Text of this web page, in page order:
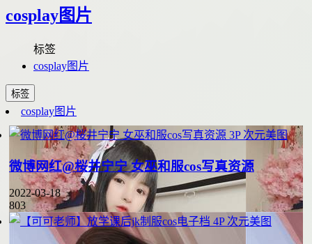
cosplay图片
标签
cosplay图片
标签
cosplay图片
3P 次元美图
微博网红@桜井宁宁 女巫和服cos写真资源
2022-03-18
803
4P 次元美图